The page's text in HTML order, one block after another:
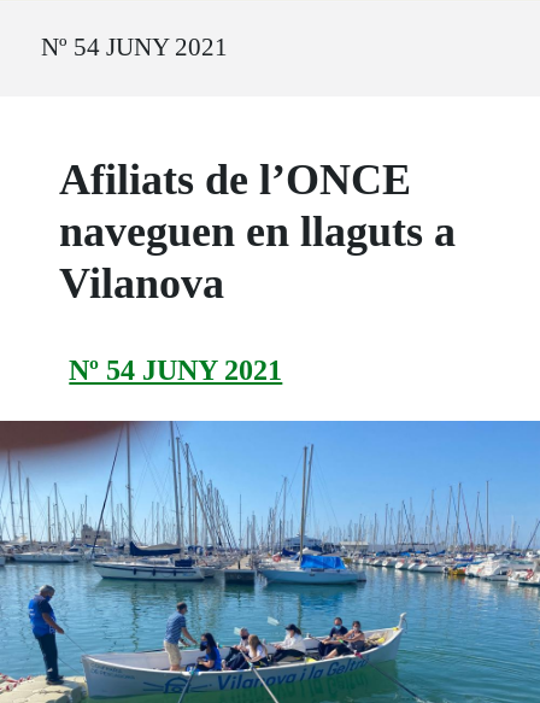
Nº 54 JUNY 2021
Afiliats de l’ONCE
naveguen en llaguts a
Vilanova
Nº 54 JUNY 2021